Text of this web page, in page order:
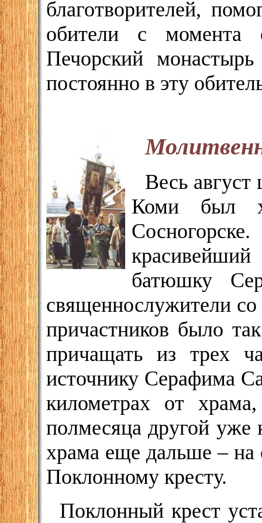
благотворителей,
обители с момента
Печорский
постоянно в эту
Весь
Коми был
батюшку
священнослужители
причастников было
причащать из трех
источнику Серафима
километрах от
полмесяца другой уже
храма еще дальше –
Поклонному кресту.
Поклонный крест